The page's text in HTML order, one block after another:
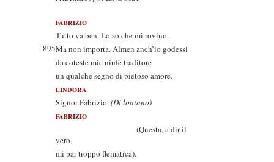
FABRIZIO
Tutto va ben. Lo so che mi rovino.
895Ma non importa. Almen anch’io godessi
da coteste mie ninfe traditore
un qualche segno di pietoso amore.
LINDORA
Signor Fabrizio.(Di lontano)
FABRIZIO
(Questa, a dir il
vero,
mi par troppo flematica).